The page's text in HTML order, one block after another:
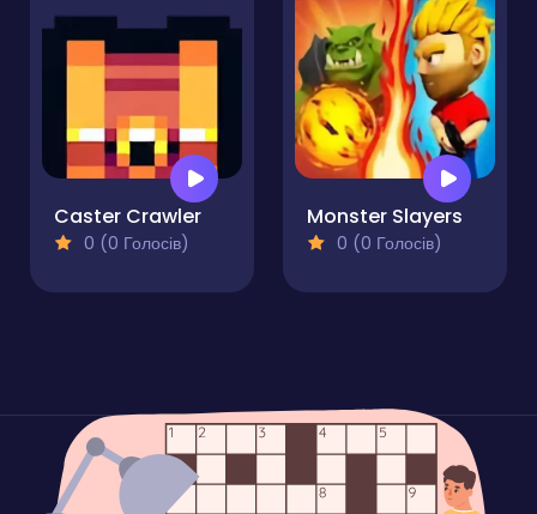
Caster Crawler
0 (0 Голосів)
Monster Slayers
0 (0 Голосів)